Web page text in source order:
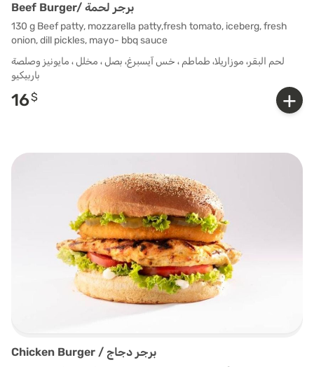
Beef Burger/ برجر لحمة
130 g Beef patty, mozzarella patty,fresh tomato, iceberg, fresh
onion, dill pickles, mayo- bbq sauce
لحم البقر، موزاريلا، طماطم ، خس آيسبرغ، بصل ، مخلل ، مايونيز وصلصة
باربيكيو
16$ +
Chicken Burger / برجر دجاج